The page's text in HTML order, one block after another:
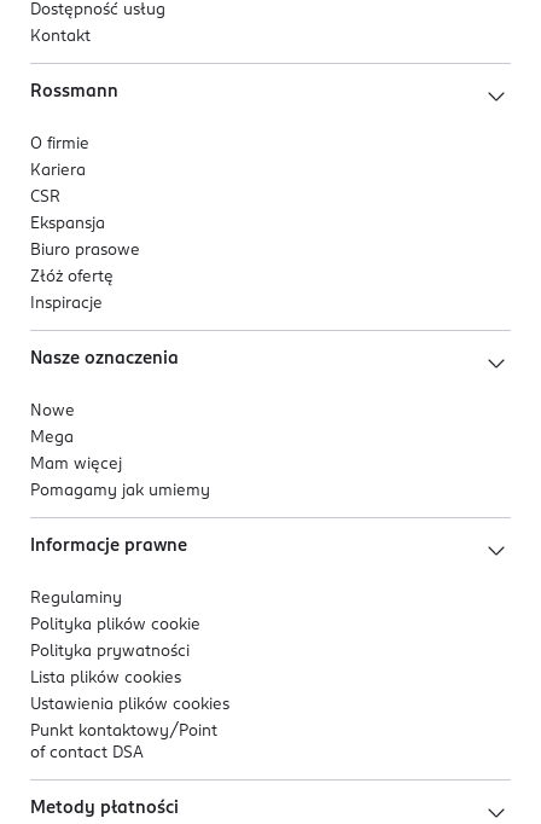
Dostępność usług
Kontakt
Rossmann
O firmie
Kariera
CSR
Ekspansja
Biuro prasowe
Złóż ofertę
Inspiracje
Nasze oznaczenia
Nowe
Mega
Mam więcej
Pomagamy jak umiemy
Informacje prawne
Regulaminy
Polityka plików cookie
Polityka prywatności
Lista plików cookies
Ustawienia plików cookies
Punkt kontaktowy/ Point
of contact DSA
Metody płatności